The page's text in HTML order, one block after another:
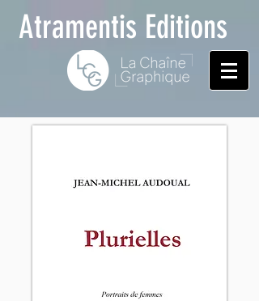
Atramentis Editions